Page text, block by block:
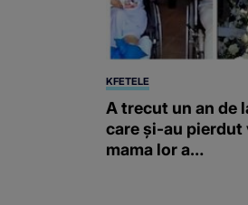
KFETELE
A trecut un an de
care și-au pierdut
mama lor a…